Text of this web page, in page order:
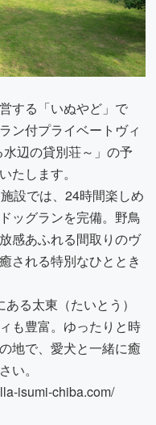
する「いぬやど」で
ン付プライベートヴィ
辺の貸別荘～」の予
たします。
設では、24時間楽しめ
ッグランを完備。野鳥
感あふれる間取りのヴ
される特別なひととき
る太東（たいとう）
も豊富。ゆったりと時
地で、愛犬と一緒に癒
い。
isumi-chiba.com/